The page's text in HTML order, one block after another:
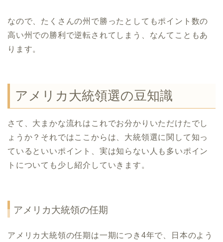
なので、たくさんの州で勝ったとしてもポイント数の
高い州での勝利で逆転されてしまう、なんてこともあ
ります。
アメリカ大統領選の豆知識
さて、大まかな流れはこれでお分かりいただけたでし
ょうか？それではここからは、大統領選に関して知っ
ているといいポイント、実は知らない人も多いポイン
トについても少し紹介していきます。
アメリカ大統領の任期
アメリカ大統領の任期は一期につき4年で、日本のよう